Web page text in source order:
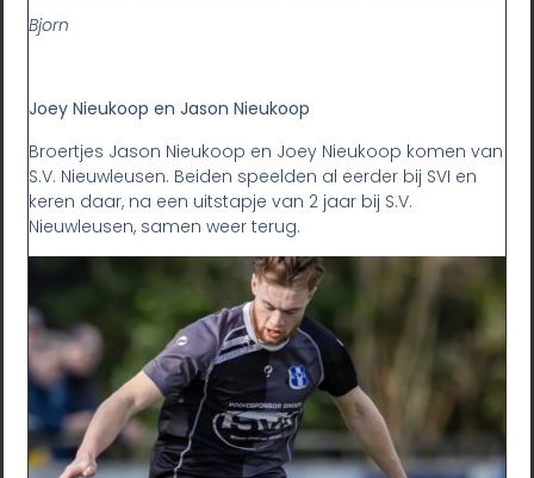
Bjorn
Joey Nieukoop en Jason Nieukoop
Broertjes Jason Nieukoop en Joey Nieukoop komen van
S.V. Nieuwleusen. Beiden speelden al eerder bij SVI en
keren daar, na een uitstapje van 2 jaar bij S.V.
Nieuwleusen, samen weer terug.